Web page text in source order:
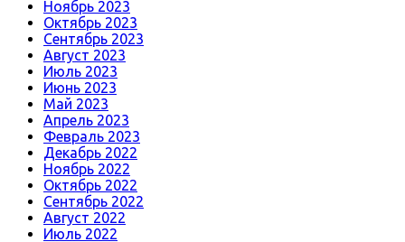
Ноябрь 2023
Октябрь 2023
Сентябрь 2023
Август 2023
Июль 2023
Июнь 2023
Май 2023
Апрель 2023
Февраль 2023
Декабрь 2022
Ноябрь 2022
Октябрь 2022
Сентябрь 2022
Август 2022
Июль 2022